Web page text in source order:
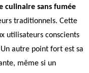
culinaire sans fumée
traditionnels. Cette
utilisateurs conscients
autre point fort est sa
même si un